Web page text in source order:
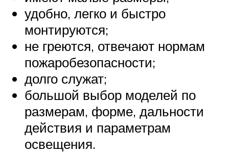
удобно, легко и быстро
монтируются;
не греются, отвечают нормам
пожаробезопасности;
долго служат;
большой выбор моделей по
размерам, форме, дальности
действия и параметрам
освещения.